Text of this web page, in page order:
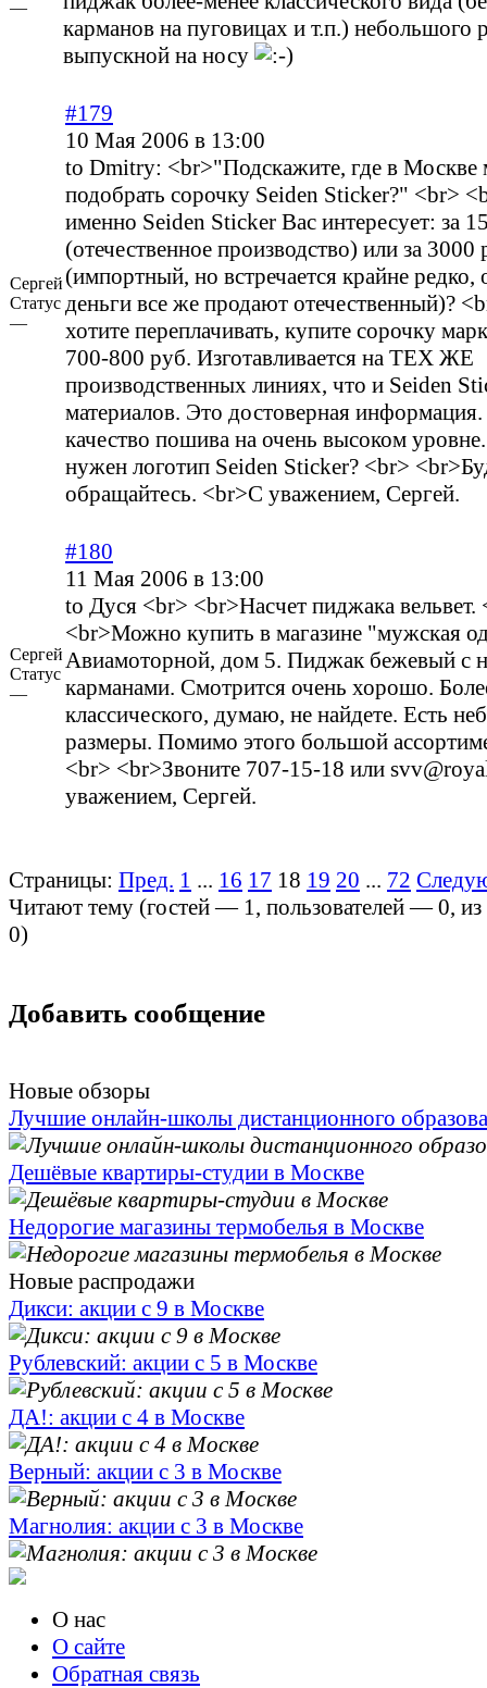
—
карманов на пуговицах и т.п.) небольшого
выпускной на носу
Сергей
Статус
—
#179
10 Мая 2006 в 13:00
to Dmitry: <br>"Подскажите, где в
подобрать сорочку Seiden Sticker?" <br>
именно Seiden Sticker Вас интересует: за
(отечественное производство) или за 3000
(импортный, но встречается крайне редко,
деньги все же продают отечественный)?
хотите переплачивать, купите сорочку
700-800 руб. Изготавливается на ТЕХ ЖЕ
производственных линиях, что и Seiden
материалов. Это достоверная информация.
качество пошива на очень высоком
нужен логотип Seiden Sticker? <br>
обращайтесь. <br>С уважением, Сергей.
Сергей
Статус
—
#180
11 Мая 2006 в 13:00
to Дуся <br> <br>Насчет пиджака вельвет.
<br>Можно купить в магазине "мужская
Авиамоторной, дом 5. Пиджак бежевый с
карманами. Смотрится очень хорошо.
классического, думаю, не найдете. Есть
размеры. Помимо этого большой
<br> <br>Звоните 707-15-18 или
уважением, Сергей.
Страницы: Пред. 1 ... 16 17 18 19 20 ... 72
Читают тему (гостей — 1, пользователей —0,
0)
Добавить сообщение
Новые обзоры
Лучшие онлайн-школы дистанционного
Дешёвые квартиры-студии в Москве
Недорогие магазины термобелья в Москве
Новые распродажи
Дикси: акции с 9 в Москве
Рублевский: акции с 5 в Москве
ДА!: акции с 4 в Москве
Верный: акции с 3 в Москве
Магнолия: акции с 3 в Москве
О нас
О сайте
Обратная связь